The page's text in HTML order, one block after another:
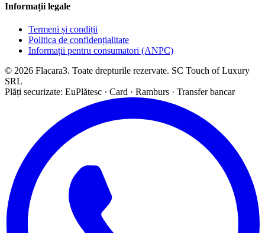
Informații legale
Termeni și condiții
Politica de confidențialitate
Informații pentru consumatori (ANPC)
© 2026 Flacara3. Toate drepturile rezervate. SC Touch of Luxury
SRL
Plăți securizate: EuPlătesc · Card · Ramburs · Transfer bancar